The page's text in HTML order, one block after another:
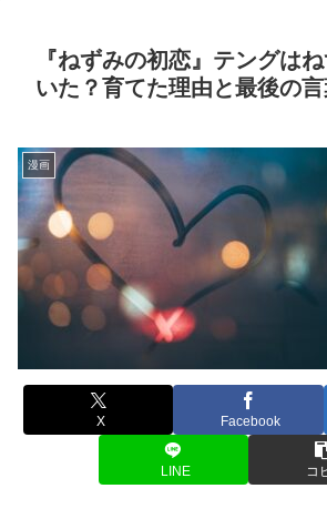
『ねずみの初恋』テングは
いた？育てた理由と最後の
漫画
X Facebook
LINE コ